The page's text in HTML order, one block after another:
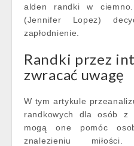
alden randki w
(Jennifer Lopez)
zapłodnienie.
Randki przez
zwracać uwagę
W tym artykule
randkowych dla osób
mogą one pomóc
znalezieniu